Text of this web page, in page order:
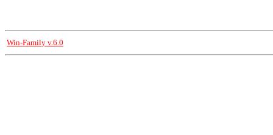
Win-Family v.6.0